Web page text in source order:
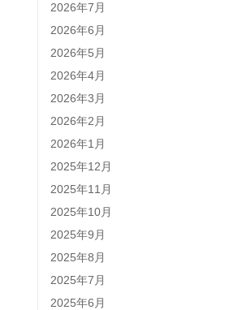
2026年7月
2026年6月
2026年5月
2026年4月
2026年3月
2026年2月
2026年1月
2025年12月
2025年11月
2025年10月
2025年9月
2025年8月
2025年7月
2025年6月